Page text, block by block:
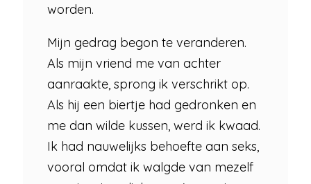
worden.
Mijn gedrag begon te veranderen.
Als mijn vriend me van achter
aanraakte, sprong ik verschrikt op.
Als hij een biertje had gedronken en
me dan wilde kussen, werd ik kwaad.
Ik had nauwelijks behoefte aan seks,
vooral omdat ik walgde van mezelf